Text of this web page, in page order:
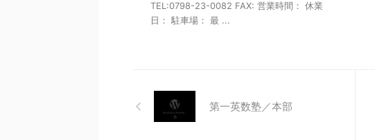
TEL:0798-23-0082 FAX: 営業時間： 休業
日： 駐車場： 最 ...
第一英数塾／本部